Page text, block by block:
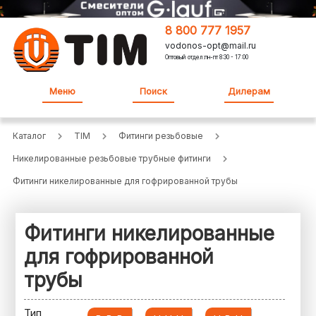
8 800 777 1957
vodonos-opt@mail.ru
Оптовый отдел:пн-пт 8:30 - 17:00
Меню Поиск Дилерам
Каталог TIM Фитинги резьбовые
Никелированные резьбовые трубные фитинги
Фитинги никелированные для гофрированной трубы
Фитинги никелированные
для гофрированной
трубы
Тип